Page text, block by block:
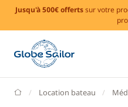
Jusqu'à 500€ offertssur votre
GlobeSailor
Location bateau